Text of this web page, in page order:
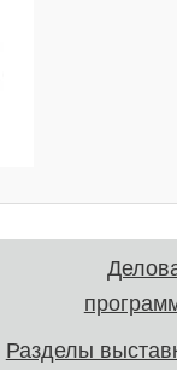
Разделы